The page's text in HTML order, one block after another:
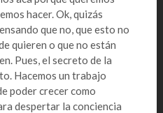
hacer. Ok, quizás
que no, que esto no
quieren o que no están
Pues, el secreto de la
Hacemos un trabajo
poder crecer como
despertar la conciencia